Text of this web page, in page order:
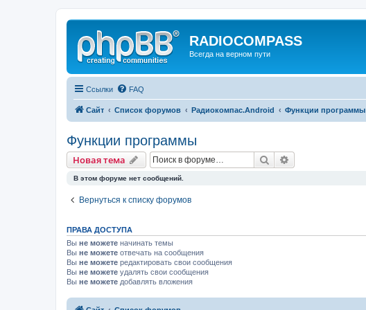
RADIOCOMPASS
Всегда на верном пути
Ссылки FAQ
Сайт Список форумов Радиокомпас.Android Функции программы
Функции программы
Новая тема Поиск
В этом форуме нет сообщений.
Вернуться к списку форумов
ПРАВА ДОСТУПА
Вы не можете начинать темы
Вы не можете отвечать на сообщения
Вы не можете редактировать свои сообщения
Вы не можете удалять свои сообщения
Вы не можете добавлять вложения